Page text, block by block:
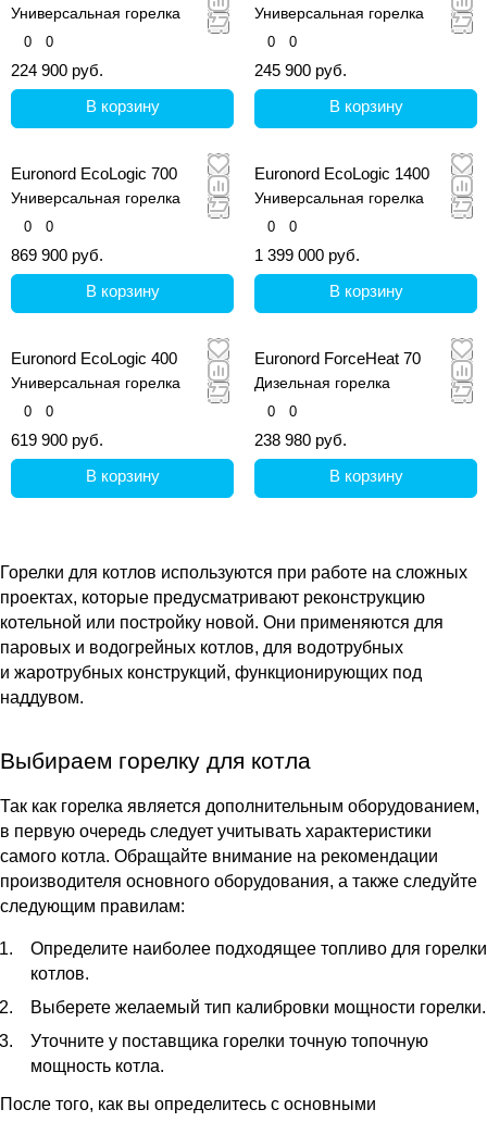
Универсальная горелка
0 0
224 900 руб.
В корзину
Универсальная горелка
0 0
245 900 руб.
В корзину
Euronord EcoLogic 700
Универсальная горелка
0 0
869 900 руб.
В корзину
Euronord EcoLogic 1400
Универсальная горелка
0 0
1 399 000 руб.
В корзину
Euronord EcoLogic 400
Универсальная горелка
0 0
619 900 руб.
В корзину
Euronord ForceHeat 70
Дизельная горелка
0 0
238 980 руб.
В корзину
Горелки для котлов используются при работе на сложных
проектах, которые предусматривают реконструкцию
котельной или постройку новой. Они применяются для
паровых и водогрейных котлов, для водотрубных
и жаротрубных конструкций, функционирующих под
наддувом.
Выбираем горелку для котла
Так как горелка является дополнительным оборудованием,
в первую очередь следует учитывать характеристики
самого котла. Обращайте внимание на рекомендации
производителя основного оборудования, а также следуйте
следующим правилам:
Определите наиболее подходящее топливо для горелки
котлов.
Выберете желаемый тип калибровки мощности горелки.
Уточните у поставщика горелки точную топочную
мощность котла.
После того, как вы определитесь с основными